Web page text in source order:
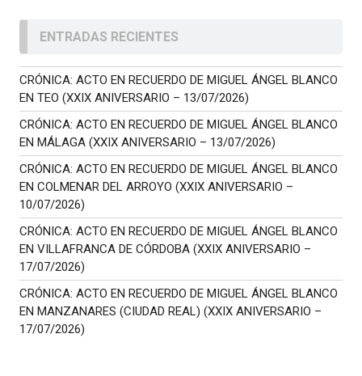
ENTRADAS RECIENTES
CRÓNICA: ACTO EN RECUERDO DE MIGUEL ÁNGEL BLANCO
EN TEO (XXIX ANIVERSARIO – 13/07/2026)
CRÓNICA: ACTO EN RECUERDO DE MIGUEL ÁNGEL BLANCO
EN MÁLAGA (XXIX ANIVERSARIO – 13/07/2026)
CRÓNICA: ACTO EN RECUERDO DE MIGUEL ÁNGEL BLANCO
EN COLMENAR DEL ARROYO (XXIX ANIVERSARIO –
10/07/2026)
CRÓNICA: ACTO EN RECUERDO DE MIGUEL ÁNGEL BLANCO
EN VILLAFRANCA DE CÓRDOBA (XXIX ANIVERSARIO –
17/07/2026)
CRÓNICA: ACTO EN RECUERDO DE MIGUEL ÁNGEL BLANCO
EN MANZANARES (CIUDAD REAL) (XXIX ANIVERSARIO –
17/07/2026)